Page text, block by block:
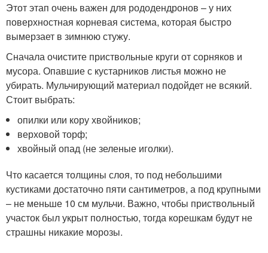
Этот этап очень важен для рододендронов – у них
поверхностная корневая система, которая быстро
вымерзает в зимнюю стужу.
Сначала очистите приствольные круги от сорняков и
мусора. Опавшие с кустарников листья можно не
убирать. Мульчирующий материал подойдет не всякий.
Стоит выбрать:
опилки или кору хвойников;
верховой торф;
хвойный опад (не зеленые иголки).
Что касается толщины слоя, то под небольшими
кустиками достаточно пяти сантиметров, а под крупными
– не меньше 10 см мульчи. Важно, чтобы приствольный
участок был укрыт полностью, тогда корешкам будут не
страшны никакие морозы.